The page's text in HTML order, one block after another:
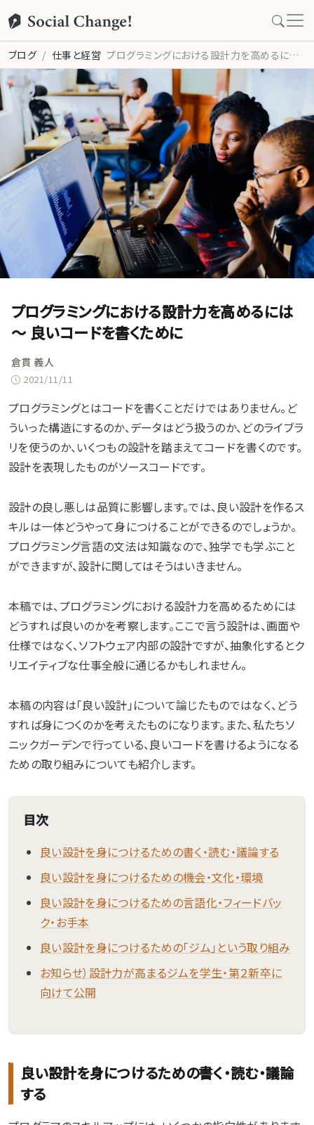
ブログ 仕事と経営 プログラミングにおける設計力を高めるには 〜 良いコードを書くために
プログラミングにおける設計力を高めるには
〜 良いコードを書くために
倉貫 義人
2021/11/11
プログラミングとはコードを書くことだけではありません。ど
ういった構造にするのか、データはどう扱うのか、どのライブラ
リを使うのか、いくつもの設計を踏まえてコードを書くのです。
設計を表現したものがソースコードです。
設計の良し悪しは品質に影響します。では、良い設計を作るス
キルは一体どうやって身につけることができるのでしょうか。
プログラミング言語の文法は知識なので、独学でも学ぶこと
ができますが、設計に関してはそうはいきません。
本稿では、プログラミングにおける設計力を高めるためには
どうすれば良いのかを考察します。ここで言う設計は、画面や
仕様ではなく、ソフトウェア内部の設計ですが、抽象化するとク
リエイティブな仕事全般に通じるかもしれません。
本稿の内容は「良い設計」について論じたものではなく、どう
すれば身につくのかを考えたものになります。また、私たちソ
ニックガーデンで行っている、良いコードを書けるようになる
ための取り組みについても紹介します。
目次
良い設計を身につけるための書く・読む・議論する
良い設計を身につけるための機会・文化・環境
良い設計を身につけるための言語化・フィードバッ
ク・お手本
良い設計を身につけるための「ジム」という取り組み
お知らせ）設計力が高まるジムを学生・第２新卒に
向けて公開
良い設計を身につけるための書く・読む・議論
する